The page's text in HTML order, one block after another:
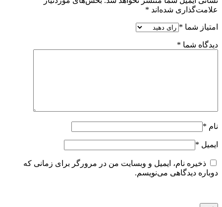
علامت‌گذاری شده‌اند *
امتیاز شما *
دیدگاه شما *
نام *
ایمیل *
ذخیره نام، ایمیل و وبسایت من در مرورگر برای زمانی که
دوباره دیدگاهی می‌نویسم.